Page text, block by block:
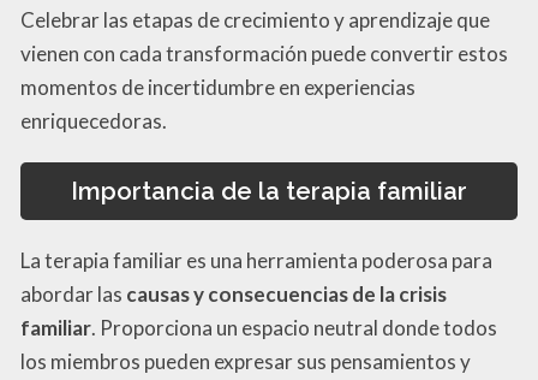
Celebrar las etapas de crecimiento y aprendizaje que
vienen con cada transformación puede convertir estos
momentos de incertidumbre en experiencias
enriquecedoras.
Importancia de la terapia familiar
La terapia familiar es una herramienta poderosa para
abordar las causas y consecuencias de la crisis
familiar. Proporciona un espacio neutral donde todos
los miembros pueden expresar sus pensamientos y